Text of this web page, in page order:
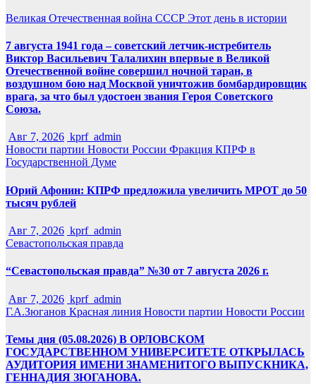
Великая Отечественная война СССР Этот день в истории
7 августа 1941 года – советский летчик-истребитель
Виктор Васильевич Талалихин впервые в Великой
Отечественной войне совершил ночной таран, в
воздушном бою над Москвой уничтожив бомбардировщик
врага, за что был удостоен звания Героя Советского
Союза.
Авг 7, 2026 kprf_admin
Новости партии Новости России Фракция КПРФ в
Государственной Думе
Юрий Афонин: КПРФ предложила увеличить МРОТ до 50
тысяч рублей
Авг 7, 2026 kprf_admin
Севастопольская правда
“Севастопольская правда” №30 от 7 августа 2026 г.
Авг 7, 2026 kprf_admin
Г.А.Зюганов Красная линия Новости партии Новости России
Темы дня (05.08.2026) В ОРЛОВСКОМ
ГОСУДАРСТВЕННОМ УНИВЕРСИТЕТЕ ОТКРЫЛАСЬ
АУДИТОРИЯ ИМЕНИ ЗНАМЕНИТОГО ВЫПУСКНИКА,
ГЕННАДИЯ ЗЮГАНОВА.